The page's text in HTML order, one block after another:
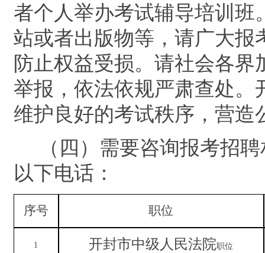
者个人举办考试辅导培训班
站或者出版物等，请广大报
防止权益受损。请社会各
举报，依法依规严肃查处。
维护良好的考试秩序，营造
（四）需要咨询报考招
以下电话：
序号 职位
1 开封市中级人民法院职位